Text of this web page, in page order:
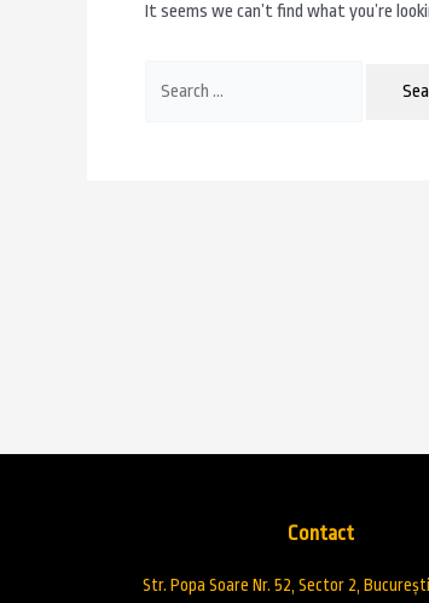
It seems we can’t find what you’re
Contact
Str. Popa Soare Nr. 52, Sector 2,